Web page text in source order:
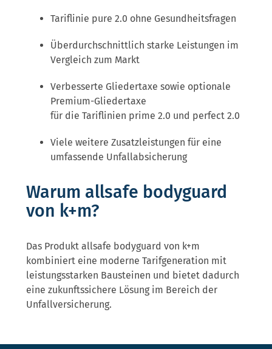
Tariflinie pure 2.0 ohne Gesundheitsfragen
Überdurchschnittlich starke Leistungen im
Vergleich zum Markt
Verbesserte Gliedertaxe sowie optionale
Premium-Gliedertaxe
für die Tariflinien prime 2.0 und perfect 2.0
Viele weitere Zusatzleistungen für eine
umfassende Unfallabsicherung
Warum allsafe bodyguard
von k+m?
Das Produkt allsafe bodyguard von k+m
kombiniert eine moderne Tarifgeneration mit
leistungsstarken Bausteinen und bietet dadurch
eine zukunftssichere Lösung im Bereich der
Unfallversicherung.